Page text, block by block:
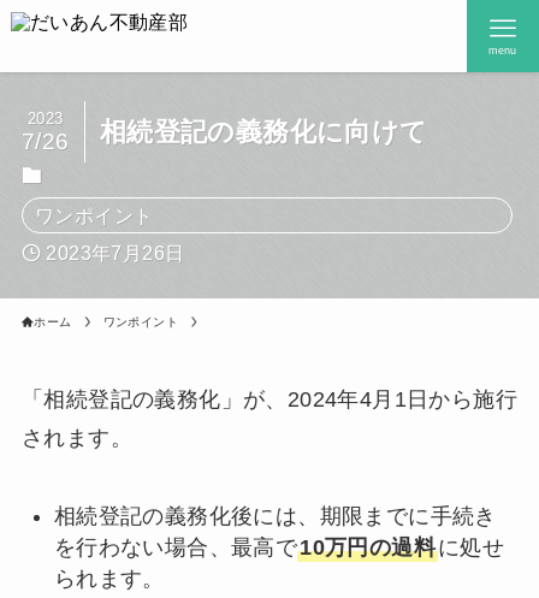
menu
相続登記の義務化に向けて
2023
7/26
ワンポイント
2023年7月26日
ホーム ワンポイント
「相続登記の義務化」が、2024年4月1日から施行
されます。
相続登記の義務化後には、期限までに手続き
を行わない場合、最高で10万円の過料に処せ
られます。